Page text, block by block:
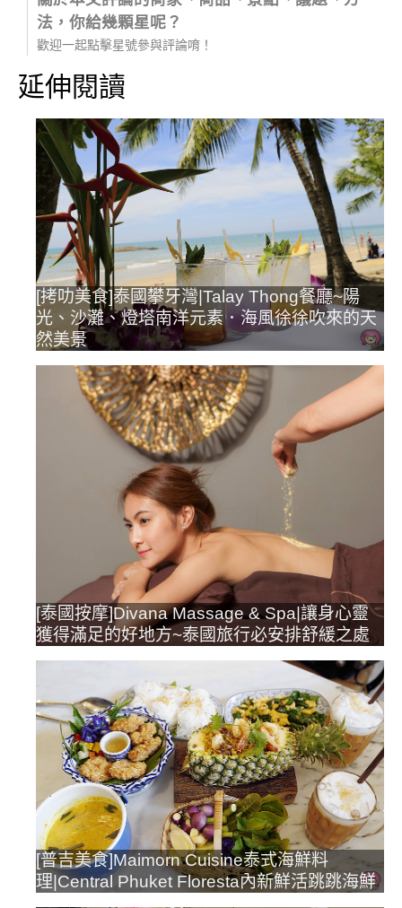
法，你給幾顆星呢？
歡迎一起點擊星號參與評論唷！
延伸閱讀
[拷叻美食]泰國攀牙灣|Talay Thong餐廳~陽
光、沙灘、燈塔南洋元素．海風徐徐吹來的天
然美景
[泰國按摩]Divana Massage & Spa|讓身心靈
獲得滿足的好地方~泰國旅行必安排舒緩之處
[普吉美食]Maimorn Cuisine泰式海鮮料
理|Central Phuket Floresta內新鮮活跳跳海鮮